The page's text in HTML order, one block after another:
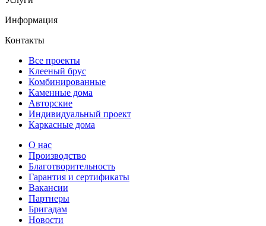
Информация
Контакты
Все проекты
Клееный брус
Комбинированные
Каменные дома
Авторские
Индивидуальный проект
Каркасные дома
О нас
Производство
Благотворительность
Гарантия и сертификаты
Вакансии
Партнеры
Бригадам
Новости